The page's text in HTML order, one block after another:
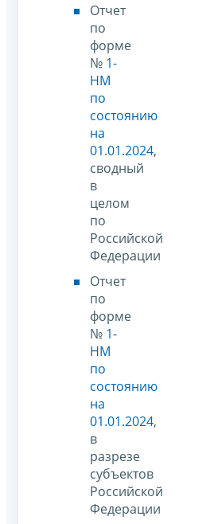
Отчет
по
форме
№ 1-
НМ
по
состоянию
на
01.01.2024,
сводный
в
целом
по
Российской
Федерации
Отчет
по
форме
№ 1-
НМ
по
состоянию
на
01.01.2024,
в
разрезе
субъектов
Российской
Федерации